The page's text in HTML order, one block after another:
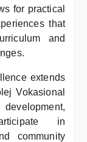
for practical
that
and
extends
Vokasional
in
community